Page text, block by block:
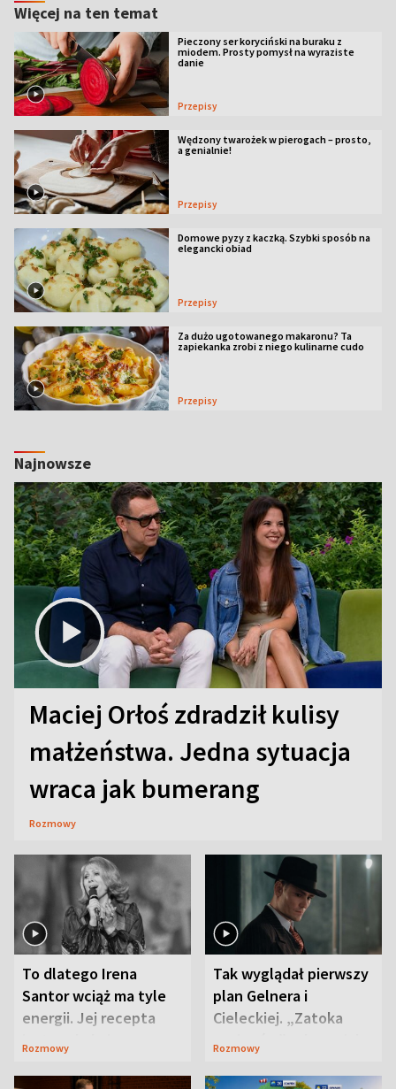
Więcej na ten temat
Pieczony ser koryciński na buraku z
miodem. Prosty pomysł na wyraziste
danie
Przepisy
Wędzony twarożek w pierogach – prosto,
a genialnie!
Przepisy
Domowe pyzy z kaczką. Szybki sposób na
elegancki obiad
Przepisy
Za dużo ugotowanego makaronu? Ta
zapiekanka zrobi z niego kulinarne cudo
Przepisy
Najnowsze
Maciej Orłoś zdradził kulisy
małżeństwa. Jedna sytuacja
wraca jak bumerang
Rozmowy
To dlatego Irena
Santor wciąż ma tyle
energii. Jej recepta
jest zaskakująco
Rozmowy
Tak wyglądał pierwszy
plan Gelnera i
Cieleckiej. „Zatoka
szpiegów” od razu ich
Rozmowy